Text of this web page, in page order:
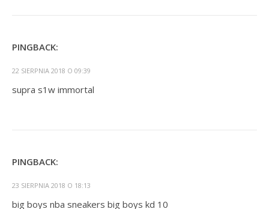
PINGBACK:
22 SIERPNIA 2018 O 09:39
supra s1w immortal
PINGBACK:
23 SIERPNIA 2018 O 18:13
big boys nba sneakers big boys kd 10